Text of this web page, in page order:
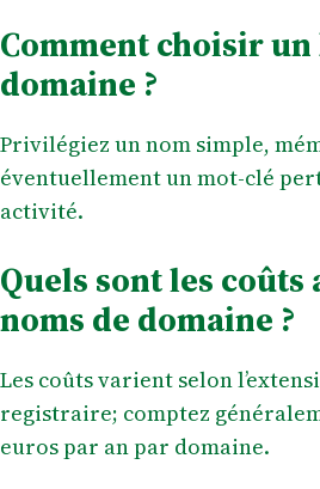
Comment choisir un
domaine ?
Privilégiez un nom simple,
éventuellement un mot-clé
activité.
Quels sont les coûts
noms de domaine ?
Les coûts varient selon
registraire; comptez
euros par an par domaine.